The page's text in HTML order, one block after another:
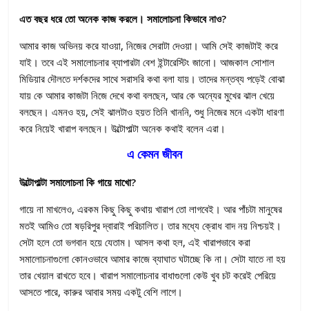
এত বছর ধরে তো অনেক কাজ করলে। সমালোচনা কিভাবে নাও?
আমার কাজ অভিনয় করে যাওয়া, নিজের সেরাটা দেওয়া। আমি সেই কাজটাই করে
যাই। তবে এই সমালোচনার ব্যাপারটা বেশ ইন্টারেস্টিং জানো। আজকাল সোশাল
মিডিয়ার দৌলতে দর্শকদের সাথে সরাসরি কথা বলা যায়। তাদের মন্তব্য পড়েই বোঝা
যায় কে আমার কাজটা নিজে দেখে কথা বলছেন, আর কে অন্যের মুখের ঝাল খেয়ে
বলছেন। এমনও হয়, সেই ঝালটাও হয়ত তিনি খাননি, শুধু নিজের মনে একটা ধারণা
করে নিয়েই খারাপ বলছেন। উল্টোপাল্টা অনেক কথাই বলেন এরা।
এ কেমন জীবন
উল্টোপাল্টা সমালোচনা কি গায়ে মাখো?
গায়ে না মাখলেও, এরকম কিছু কিছু কথায় খারাপ তো লাগবেই। আর পাঁচটা মানুষের
মতই আমিও তো ষড়রিপুর দ্বারাই পরিচালিত। তার মধ্যে ক্রোধ বাদ নয় নিশ্চয়ই।
সেটা হলে তো ভগবান হয়ে যেতাম। আসল কথা হল, এই খারাপভাবে করা
সমালোচনাগুলো কোনওভাবে আমার কাজে ব্যাঘাত ঘটাচ্ছে কি না। সেটা যাতে না হয়
তার খেয়াল রাখতে হবে। খারাপ সমালোচনার বাধাগুলো কেউ খুব চট করেই পেরিয়ে
আসতে পারে, কারুর আবার সময় একটু বেশি লাগে।